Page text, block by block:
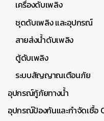
เครื่องดับเพลิง
ชุดดับเพลิง และอุปกรณ์
สายส่งน้ำดับเพลิง
ตู้ดับเพลิง
ระบบสัญญาณเตือนภัย
อุปกรณ์กู้ภัยทางน้ำ
อุปกรณ์ป้องกันและกำจัดเชื้อ